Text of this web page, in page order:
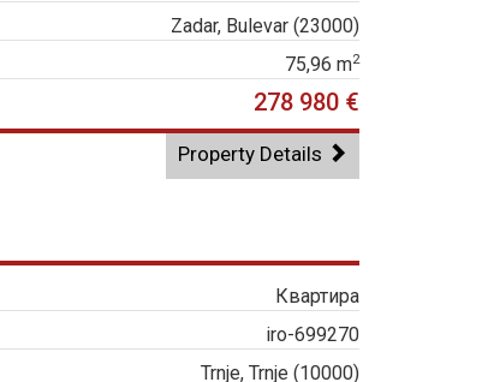
Zadar, Bulevar (23000)
75,96 m2
278 980 €
Property Details
Квартира
iro-699270
Trnje, Trnje (10000)